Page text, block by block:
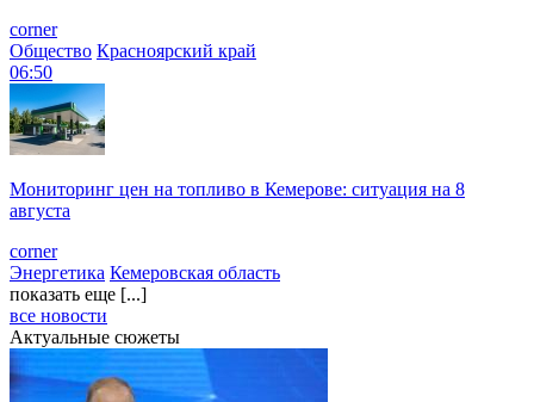
corner
Общество Красноярский край
06:50
Мониторинг цен на топливо в Кемерове: ситуация на 8
августа
corner
Энергетика Кемеровская область
показать еще [...]
все новости
Актуальные сюжеты